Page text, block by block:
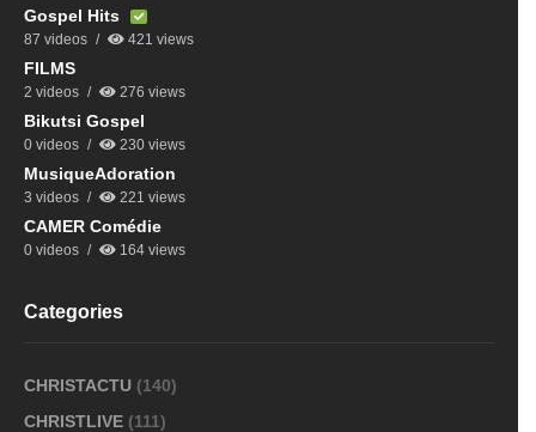
Gospel Hits
87 videos 421 views
FILMS
2 videos 276 views
Bikutsi Gospel
0 videos 230 views
MusiqueAdoration
3 videos 221 views
CAMER Comédie
0 videos 164 views
Categories
CHRISTACTU (140)
CHRISTLIVE (111)